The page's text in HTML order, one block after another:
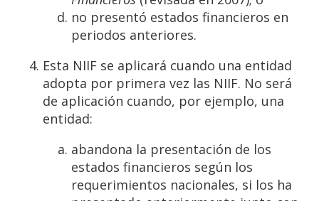
no presentó estados financieros en
periodos anteriores.
Esta NIIF se aplicará cuando una entidad
adopta por primera vez las NIIF. No será
de aplicación cuando, por ejemplo, una
entidad:
abandona la presentación de los
estados financieros según los
requerimientos nacionales, si los ha